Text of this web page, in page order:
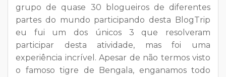
grupo de quase 30 blogueiros de diferentes
partes do mundo participando desta BlogTrip
eu fui um dos únicos 3 que resolveram
participar desta atividade, mas foi uma
experiência incrível. Apesar de não termos visto
o famoso tigre de Bengala, enganamos todo